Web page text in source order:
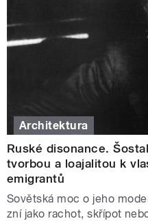
Architektura
Ruské disonance.
tvorbou a loajalitou k
emigrantů
Sovětská moc o jeho
zní jako rachot, skřípot